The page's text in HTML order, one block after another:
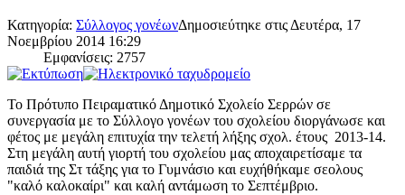
Κατηγορία: Σύλλογος γονέωνΔημοσιεύτηκε στις Δευτέρα, 17
Νοεμβρίου 2014 16:29
Εμφανίσεις: 2757
Το Πρότυπο Πειραματικό Δημοτικό Σχολείο Σερρών σε
συνεργασία με το Σύλλογο γονέων του σχολείου διοργάνωσε και
φέτος με μεγάλη επιτυχία την τελετή λήξης σχολ. έτους 2013-14.
Στη μεγάλη αυτή γιορτή του σχολείου μας αποχαιρετίσαμε τα
παιδιά της Στ τάξης για το Γυμνάσιο και ευχήθήκαμε σεολους
"καλό καλοκαίρι" και καλή αντάμωση το Σεπτέμβριο.